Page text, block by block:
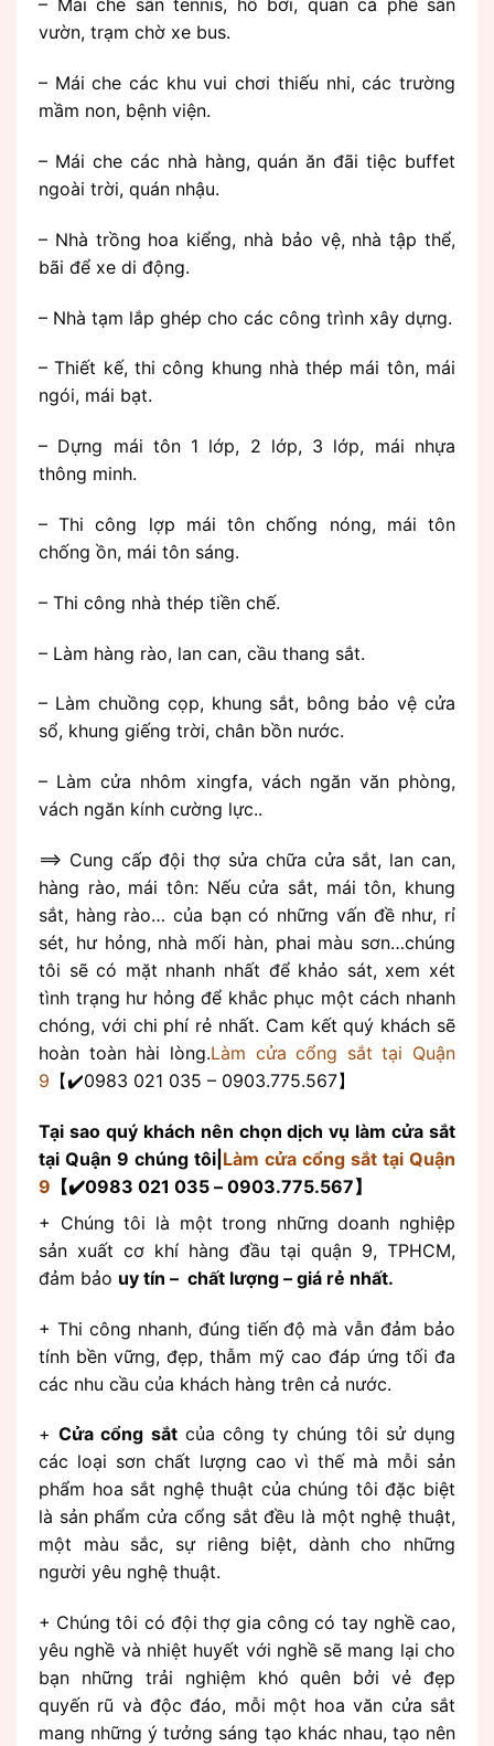
– Mái che sân tennis, hồ bơi, quán cà phê sân
vườn, trạm chờ xe bus.
– Mái che các khu vui chơi thiếu nhi, các trường
mầm non, bệnh viện.
– Mái che các nhà hàng, quán ăn đãi tiệc buffet
ngoài trời, quán nhậu.
– Nhà trồng hoa kiểng, nhà bảo vệ, nhà tập thể,
bãi để xe di động.
– Nhà tạm lắp ghép cho các công trình xây dựng.
– Thiết kế, thi công khung nhà thép mái tôn, mái
ngói, mái bạt.
– Dựng mái tôn 1 lớp, 2 lớp, 3 lớp, mái nhựa
thông minh.
– Thi công lợp mái tôn chống nóng, mái tôn
chống ồn, mái tôn sáng.
– Thi công nhà thép tiền chế.
– Làm hàng rào, lan can, cầu thang sắt.
– Làm chuồng cọp, khung sắt, bông bảo vệ cửa
sổ, khung giếng trời, chân bồn nước.
– Làm cửa nhôm xingfa, vách ngăn văn phòng,
vách ngăn kính cường lực..
==> Cung cấp đội thợ sửa chữa cửa sắt, lan can,
hàng rào, mái tôn: Nếu cửa sắt, mái tôn, khung
sắt, hàng rào… của bạn có những vấn đề như, rỉ
sét, hư hỏng, nhà mối hàn, phai màu sơn…chúng
tôi sẽ có mặt nhanh nhất để khảo sát, xem xét
tình trạng hư hỏng để khắc phục một cách nhanh
chóng, với chi phí rẻ nhất. Cam kết quý khách sẽ
hoàn toàn hài lòng.Làm cửa cổng sắt tại Quận
9 【✔️0983 021 035 – 0903.775.567】
Tại sao quý khách nên chọn dịch vụ làm cửa sắt
tại Quận 9 chúng tôi| Làm cửa cổng sắt tại Quận
9 【✔️0983 021 035 – 0903.775.567】
+ Chúng tôi là một trong những doanh nghiệp
sản xuất cơ khí hàng đầu tại quận 9, TPHCM,
đảm bảo uy tín – chất lượng – giá rẻ nhất.
+ Thi công nhanh, đúng tiến độ mà vẫn đảm bảo
tính bền vững, đẹp, thẫm mỹ cao đáp ứng tối đa
các nhu cầu của khách hàng trên cả nước.
+Cửa cổng sắtcủa công ty chúng tôi sử dụng
các loại sơn chất lượng cao vì thế mà mỗi sản
phẩm hoa sắt nghệ thuật của chúng tôi đặc biệt
là sản phẩm cửa cổng sắt đều là một nghệ thuật,
một màu sắc, sự riêng biệt, dành cho những
người yêu nghệ thuật.
+ Chúng tôi có đội thợ gia công có tay nghề cao,
yêu nghề và nhiệt huyết với nghề sẽ mang lại cho
bạn những trải nghiệm khó quên bởi vẻ đẹp
quyến rũ và độc đáo, mỗi một hoa văn cửa sắt
mang những ý tưởng sáng tạo khác nhau, tạo nên